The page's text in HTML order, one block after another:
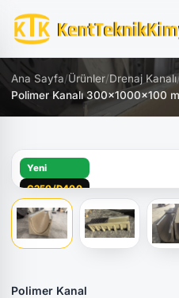
Ana Sayfa/Ürünler/Drenaj Kanalı/
Polimer Kanalı 300x1000x100
Yeni
C250/D400
Polimer Kanal